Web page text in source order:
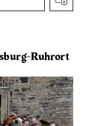
Ruhrort